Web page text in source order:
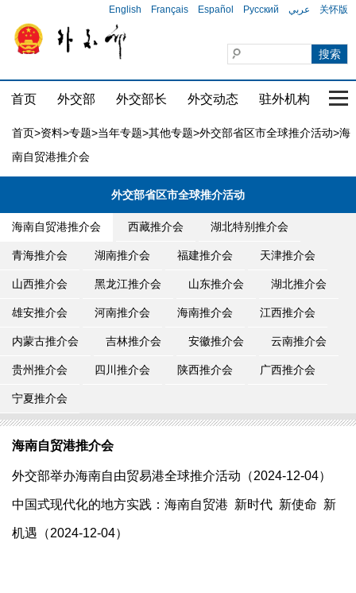
English Français Español Русский عربي 关怀版
首页 外交部 外交部长 外交动态 驻外机构 国
首页>资料>专题>当年专题>其他专题>外交部省区市全球推介活动>海
南自贸港推介会
外交部省区市全球推介活动
海南自贸港推介会 西藏推介会 湖北特别推介会
青海推介会 湖南推介会 福建推介会 天津推介会
山西推介会 黑龙江推介会 山东推介会 湖北推介会
雄安推介会 河南推介会 海南推介会 江西推介会
内蒙古推介会 吉林推介会 安徽推介会 云南推介会
贵州推介会 四川推介会 陕西推介会 广西推介会
宁夏推介会
海南自贸港推介会
​外交部举办海南自由贸易港全球推介活动（2024-12-04）
中国式现代化的地方实践：海南自贸港 新时代 新使命 新
机遇（2024-12-04）